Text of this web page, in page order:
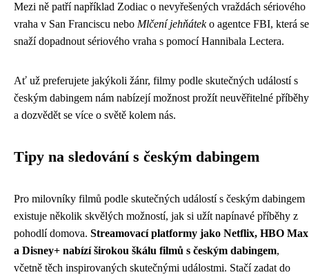
Mezi ně patří například Zodiac o nevyřešených vraždách sériového
vraha v San Franciscu nebo Mlčení jehňáteko agentce FBI, která se
snaží dopadnout sériového vraha s pomocí Hannibala Lectera.
Ať už preferujete jakýkoli žánr, filmy podle skutečných událostí s
českým dabingem nám nabízejí možnost prožít neuvěřitelné příběhy
a dozvědět se více o světě kolem nás.
Tipy na sledování s českým dabingem
Pro milovníky filmů podle skutečných událostí s českým dabingem
existuje několik skvělých možností, jak si užít napínavé příběhy z
pohodlí domova. Streamovací platformy jako Netflix, HBO Max
a Disney+ nabízí širokou škálu filmů s českým dabingem,
včetně těch inspirovaných skutečnými událostmi. Stačí zadat do